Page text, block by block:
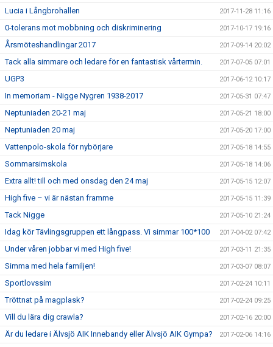
Lucia i Långbrohallen 2017-11-28 11:16
0-tolerans mot mobbning och diskriminering 2017-10-17 19:16
Årsmöteshandlingar 2017 2017-09-14 20:02
Tack alla simmare och ledare för en fantastisk vårtermin. 2017-07-05 07:01
UGP3 2017-06-12 10:17
In memoriam - Nigge Nygren 1938-2017 2017-05-31 07:47
Neptuniaden 20-21 maj 2017-05-21 18:00
Neptuniaden 20 maj 2017-05-20 17:00
Vattenpolo-skola för nybörjare 2017-05-18 14:55
Sommarsimskola 2017-05-18 14:06
Extra allt! till och med onsdag den 24 maj 2017-05-15 12:07
High five – vi är nästan framme 2017-05-15 11:39
Tack Nigge 2017-05-10 21:24
Idag kör Tävlingsgruppen ett långpass. Vi simmar 100*100 2017-04-02 07:42
Under våren jobbar vi med High five! 2017-03-11 21:35
Simma med hela familjen! 2017-03-07 08:07
Sportlovssim 2017-02-24 10:11
Tröttnat på magplask? 2017-02-24 09:25
Vill du lära dig crawla? 2017-02-16 20:00
Är du ledare i Älvsjö AIK Innebandy eller Älvsjö AIK Gympa? 2017-02-06 14:16